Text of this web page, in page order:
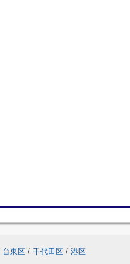
台東区 / 千代田区 / 港区